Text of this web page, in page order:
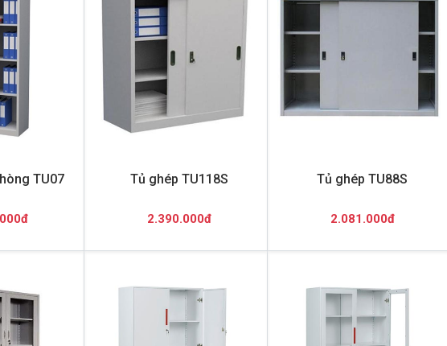
TU07 Tủ ghép TU118S
2.390.000đ
Tủ ghép TU88S
2.081.000đ